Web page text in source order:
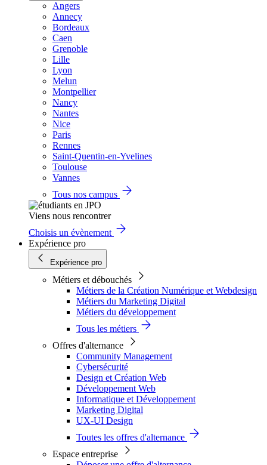
Angers
Annecy
Bordeaux
Caen
Grenoble
Lille
Lyon
Melun
Montpellier
Nancy
Nantes
Nice
Paris
Rennes
Saint-Quentin-en-Yvelines
Toulouse
Vannes
Tous nos campus
Viens nous rencontrer
Choisis un évènement
Expérience pro
Expérience pro
Métiers et débouchés
Métiers de la Création Numérique et Webdesign
Métiers du Marketing Digital
Métiers du développement
Tous les métiers
Offres d'alternance
Community Management
Cybersécurité
Design et Création Web
Développement Web
Informatique et Développement
Marketing Digital
UX-UI Design
Toutes les offres d'alternance
Espace entreprise